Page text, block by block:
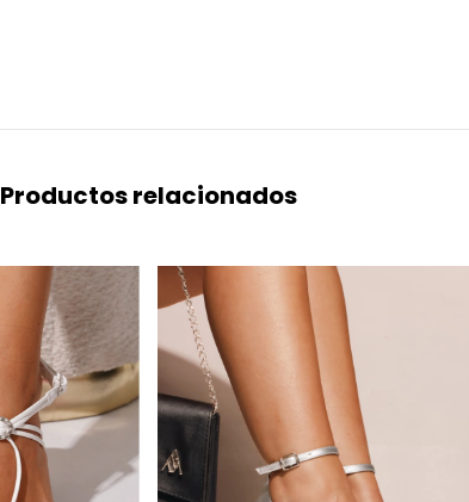
Productos relacionados